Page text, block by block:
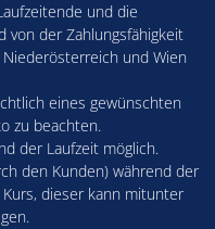
und die
von der Zahlungsfähigkeit
und Wien
eines gewünschten
zu beachten.
der Laufzeit möglich.
den Kunden) während der
dieser kann mitunter